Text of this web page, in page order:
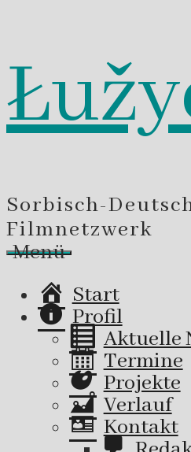
Zum
Inhalt
springen
Sorbisch-
Filmnetzwerk
Menü
Start
Profil
Aktuelle
Termine
Projekte
Verlauf
Kontakt